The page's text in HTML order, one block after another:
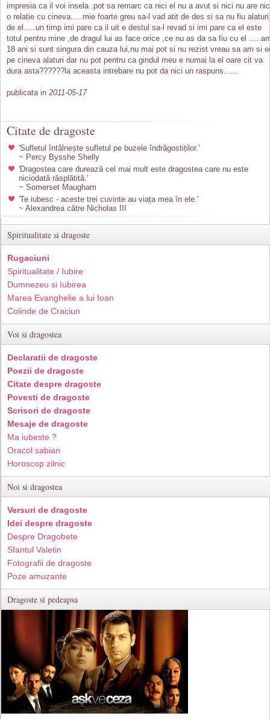
impresia ca il voi insela .pot sa remarc ca nici el nu a avut si nici nu are
o relatie cu cineva.....mie foarte greu sa-l vad atit de des si sa nu fiu alaturi
de el.....un timp imi pare ca il uit e destul sa-l revad si imi pare ca el este
totul pentru mine ,de dragul lui as face orice ,ce nu as da sa fiu cu el
18 ani si sunt singura din cauza lui,nu mai pot si nu rezist vreau sa am si
pe cineva alaturi dar nu pot pentru ca gindul meu e numai la el oare cit va
dura asta??????la aceasta intrebare nu pot da nici un raspuns......
publicata in 2011-05-17
Citate de dragoste
'Sufletul întâlnește sufletul pe buzele îndrăgostiților.'
~ Percy Bysshe Shelly
'Dragostea care durează cel mai mult este dragostea care nu este
niciodată răsplătită.'
~ Somerset Maugham
'Te iubesc - aceste trei cuvinte au viața mea în ele.'
~ Alexandrea către Nicholas III
Spiritualitate si dragoste
Rugaciuni
Spiritualitate / Iubire
Dumnezeu si Iubirea
Marea Evanghelie a lui Ioan
Colinde de Craciun
Voi si dragostea
Declaratii de dragoste
Poezii de dragoste
Citate despre dragoste
Povesti de dragoste
Scrisori de dragoste
Mesaje de dragoste
Ma iubeste ?
Oracol sabian
Horoscop zilnic
Noi si dragostea
Versuri de dragoste
Idei despre dragoste
Despre Dragobete
Sfantul Valetin
Fotografii de dragoste
Poze amuzante
Dragoste si pedeapsa